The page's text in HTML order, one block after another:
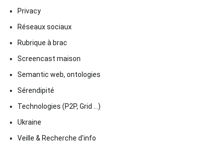
Privacy
Réseaux sociaux
Rubrique à brac
Screencast maison
Semantic web, ontologies
Sérendipité
Technologies (P2P, Grid …)
Ukraine
Veille & Recherche d'info